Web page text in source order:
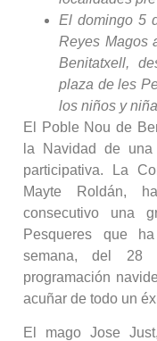
El domingo 5
Reyes Magos
Benitatxell,
plaza de les
los niños y
El Poble Nou de
la Navidad de
participativa. La
Mayte Roldán,
consecutivo una
Pesqueres que
semana, del 28
programación
acuñar de todo un
El mago Jose